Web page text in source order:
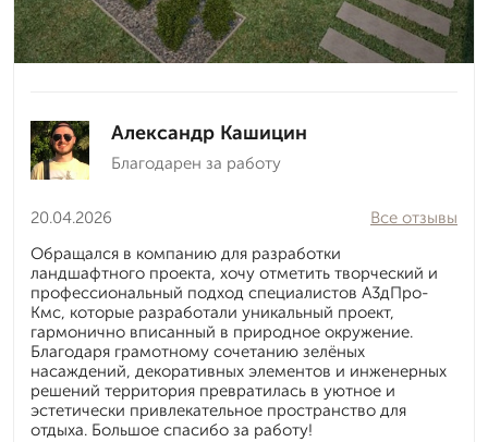
Александр Кашицин
Благодарен за работу
20.04.2026
Все отзывы
Обращался в компанию для разработки
ландшафтного проекта, хочу отметить творческий и
профессиональный подход специалистов А3дПро-
Кмс, которые разработали уникальный проект,
гармонично вписанный в природное окружение.
Благодаря грамотному сочетанию зелёных
насаждений, декоративных элементов и инженерных
решений территория превратилась в уютное и
эстетически привлекательное пространство для
отдыха. Большое спасибо за работу!